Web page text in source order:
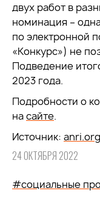
двух работ в
номинация –
по электронной
«Конкурс») не
Подведение
2023 года.
Подробности о
насайте.
Источник:
24 ОКТЯБРЯ 2022
#социальные